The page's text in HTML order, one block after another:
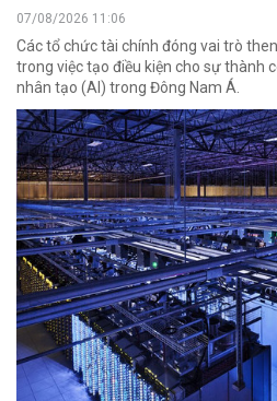
07/08/2026 11:06
Các tổ chức tài chính đóng vai trò
trong việc tạo điều kiện cho sự thành
nhân tạo (AI) trong Đông Nam Á.